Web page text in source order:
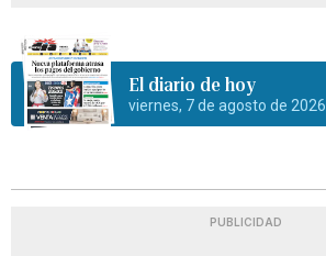
El diario de hoy
viernes, 7 de agosto de 2026
PUBLICIDAD